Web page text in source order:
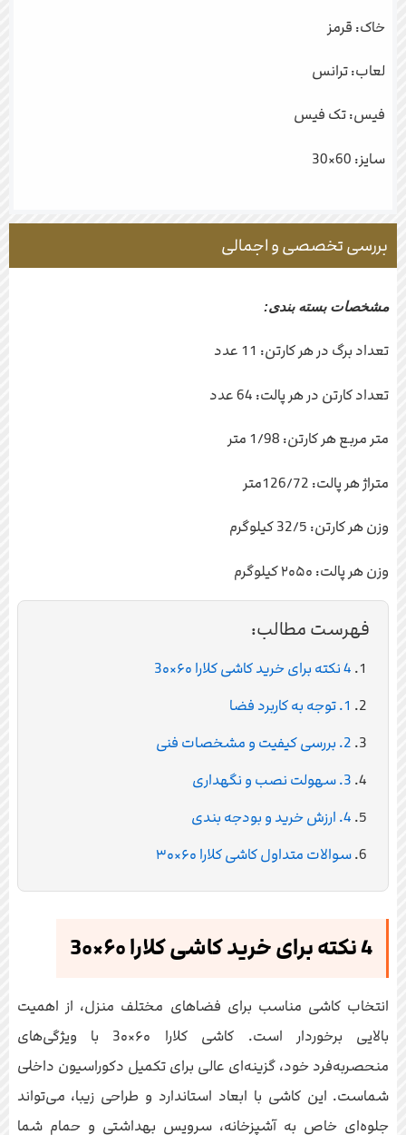
خاک: قرمز
لعاب: ترانس
فیس: تک فیس
سایز: 60×30
بررسی تخصصی و اجمالی
مشخصات بسته بندی:
تعداد برگ در هر کارتن: 11 عدد
تعداد کارتن در هر پالت: 64 عدد
متر مربع هر کارتن: 1/98 متر
متراژ هر پالت: 126/72متر
وزن هر کارتن: 32/5 کیلوگرم
وزن هر پالت: ۲۰۵۰ کیلوگرم
فهرست مطالب:
4 نکته برای خرید کاشی کلارا ۶۰×3۰
1. توجه به کاربرد فضا
2. بررسی کیفیت و مشخصات فنی
3. سهولت نصب و نگهداری
4. ارزش خرید و بودجه‌ بندی
سوالات متداول کاشی کلارا ۶۰×۳۰
4 نکته برای خرید کاشی کلارا ۶۰×3۰
انتخاب کاشی مناسب برای فضاهای مختلف منزل، از اهمیت
بالایی برخوردار است. کاشی کلارا ۶۰×3۰ با ویژگی‌های
منحصربه‌فرد خود، گزینه‌ای عالی برای تکمیل دکوراسیون داخلی
شماست. این کاشی با ابعاد استاندارد و طراحی زیبا، می‌تواند
جلوه‌ای خاص به آشپزخانه، سرویس بهداشتی و حمام شما